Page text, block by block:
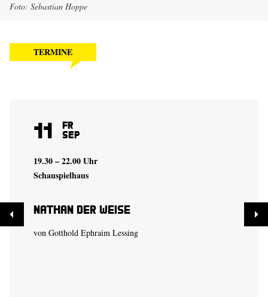
Foto: Sebastian Hoppe
TERMINE
11 Fr
Sep
19.30 – 22.00 Uhr
Schauspielhaus
Nathan der Weise
von Gotthold Ephraim Lessing